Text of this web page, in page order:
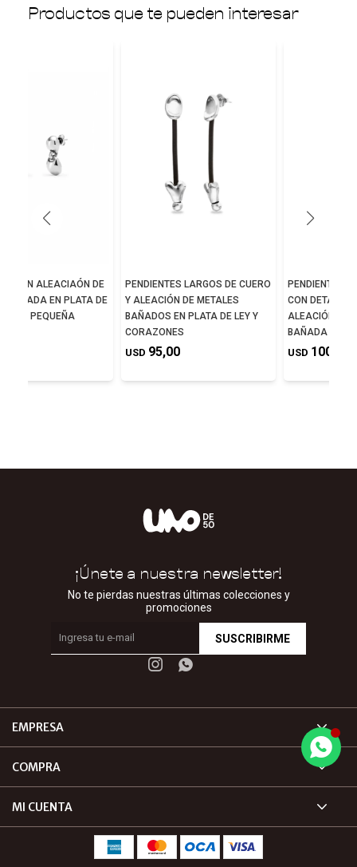
Productos que te pueden interesar
EN ALEACIAÓN DE
BAÑADA EN PLATA DE
BOLA PEQUEÑA
PENDIENTES LARGOS DE CUERO
Y ALEACIÓN DE METALES
BAÑADOS EN PLATA DE LEY Y
CORAZONES
USD 95,00
PENDIENTES
CON DETALLE
ALEACIÓN DE
BAÑADA EN
USD 100,00
EMPRESA
COMPRA
MI CUENTA
¡Únete a nuestra newsletter!
No te pierdas nuestras últimas colecciones y
promociones
SUSCRIBIRME
 